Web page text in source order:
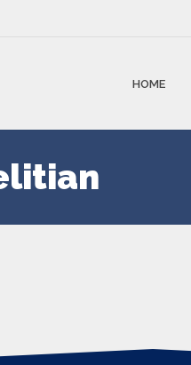
HOME